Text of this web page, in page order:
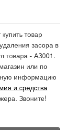
товар
засора в
товара - АЗ001.
или по
информацию
и средства
Звоните!